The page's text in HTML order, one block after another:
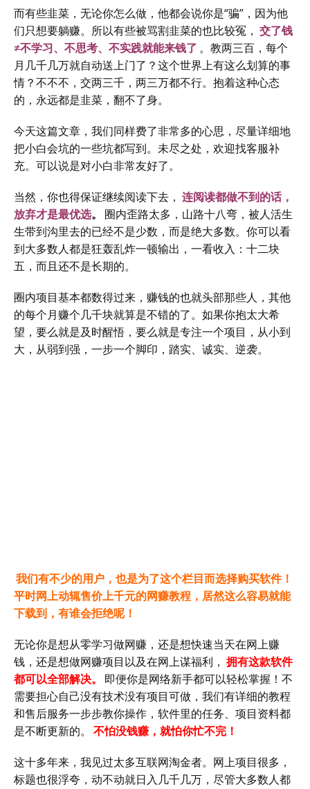
而有些韭菜，无论你怎么做，他都会说你是“骗”，因为他
们只想要躺赚。所以有些被骂割韭菜的也比较冤， 交了钱
≠不学习、不思考、不实践就能来钱了 。教两三百，每个
月几千几万就自动送上门了？这个世界上有这么划算的事
情？不不不，交两三千，两三万都不行。抱着这种心态
的，永远都是韭菜，翻不了身。
今天这篇文章，我们同样费了非常多的心思，尽量详细地
把小白会坑的一些坑都写到。未尽之处，欢迎找客服补
充。可以说是对小白非常友好了。
当然，你也得保证继续阅读下去， 连阅读都做不到的话，
放弃才是最优选。
圈内歪路太多，山路十八弯，被人活生
生带到沟里去的已经不是少数，而是绝大多数。你可以看
到大多数人都是狂轰乱炸一顿输出，一看收入：十二块
五，而且还不是长期的。
圈内项目基本都数得过来，赚钱的也就头部那些人，其他
的每个月赚个几千块就算是不错的了。如果你抱太大希
望，要么就是及时醒悟，要么就是专注一个项目，从小到
大，从弱到强，一步一个脚印，踏实、诚实、逆袭。
我们有不少的用户，也是为了这个栏目而选择购买软件！
平时网上动辄售价上千元的网赚教程，居然这么容易就能
下载到，有谁会拒绝呢！
无论你是想从零学习做网赚，还是想快速当天在网上赚
钱，还是想做网赚项目以及在网上谋福利， 拥有这款软件
都可以全部解决。
即便你是网络新手都可以轻松掌握！不
需要担心自己没有技术没有项目可做，我们有详细的教程
和售后服务一步步教你操作，软件里的任务、项目资料都
是不断更新的。
不怕没钱赚，就怕你忙不完！
这十多年来，我见过太多互联网淘金者。网上项目很多，
标题也很浮夸，动不动就日入几千几万，尽管大多数人都